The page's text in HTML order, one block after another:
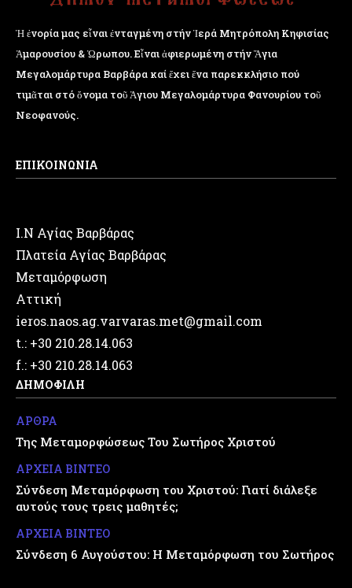
Ἡ ἐνορία μας εἶναι ἐνταγμένη στήν Ἱερά Μητρόπολη Κηφισίας
Ἁμαρουσίου & Ὠρωπου. Εἶναι ἀφιερωμένη στήν Ἅγια
Μεγαλομάρτυρα Βαρβάρα καί ἔχει ἕνα παρεκκλήσιο πού
τιμᾶται στό ὄνομα τοῦ Ἁγιου Μεγαλομάρτυρα Φανουρίου τοῦ
Νεοφανούς.
ΕΠΙΚΟΙΝΩΝΙΑ
Ι.Ν Αγίας Βαρβάρας
Πλατεία Αγίας Βαρβάρας
Μεταμόρφωση
Αττική
ieros.naos.ag.varvaras.met@gmail.com
t.: +30 210.28.14.063
f.: +30 210.28.14.063
ΔΗΜΟΦΙΛΗ
ΑΡΘΡΑ
Της Μεταμορφώσεως Του Σωτήρος Χριστού
ΑΡΧΕΙΑ ΒΙΝΤΕΟ
Σύνδεση Μεταμόρφωση του Χριστού: Γιατί διάλεξε
αυτούς τους τρεις μαθητές;
ΑΡΧΕΙΑ ΒΙΝΤΕΟ
Σύνδεση 6 Αυγούστου: Η Μεταμόρφωση του Σωτήρος